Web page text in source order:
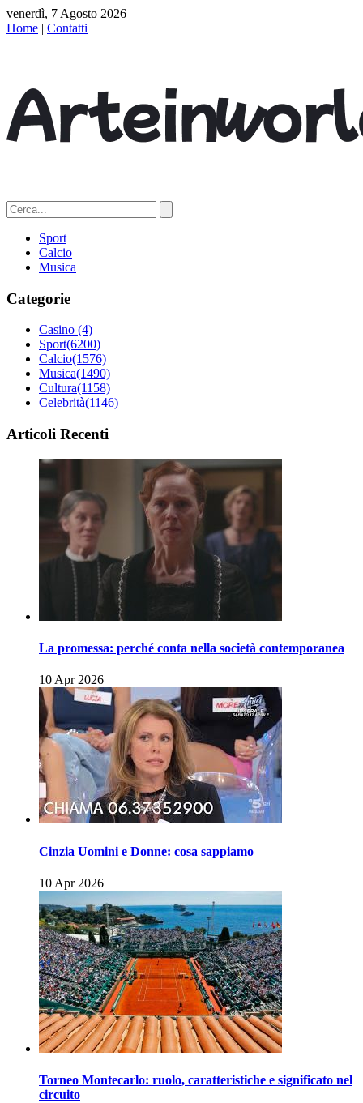
venerdì, 7 Agosto 2026
Home | Contatti
Sport
Calcio
Musica
Categorie
Casino (4)
Sport(6200)
Calcio(1576)
Musica(1490)
Cultura(1158)
Celebrità(1146)
Articoli Recenti
La promessa: perché conta nella società contemporanea
10 Apr 2026
Cinzia Uomini e Donne: cosa sappiamo
10 Apr 2026
Torneo Montecarlo: ruolo, caratteristiche e significato nel
circuito